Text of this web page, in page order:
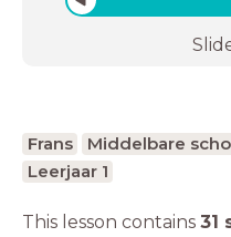
Frans Middelbare
Leerjaar 1
This lesson contains 31